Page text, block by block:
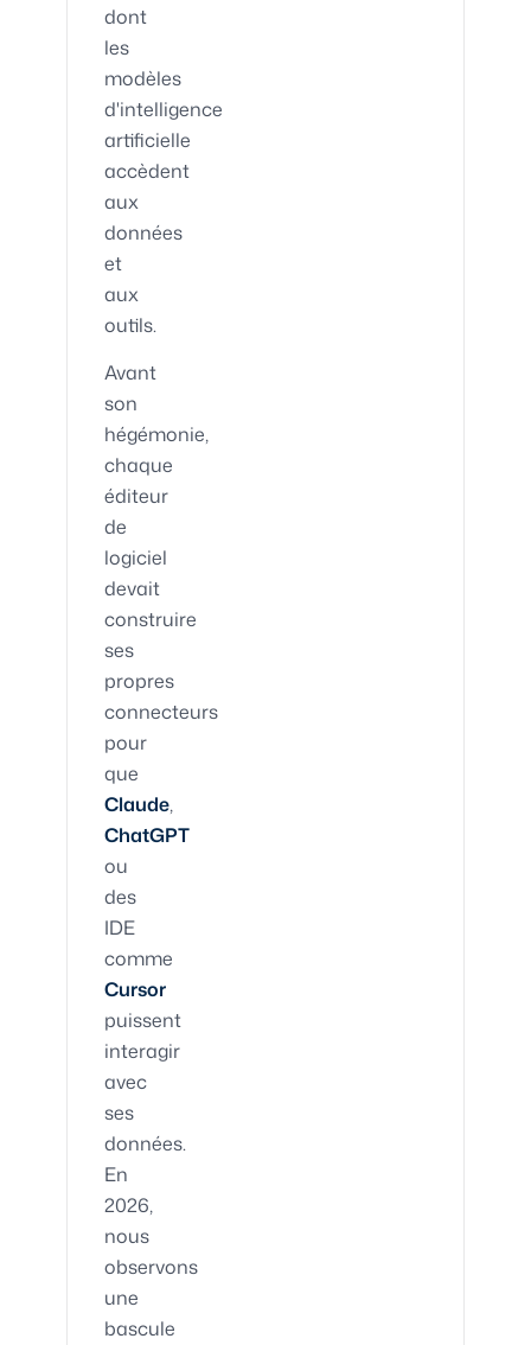
dont
les
modèles
d'intelligence
artificielle
accèdent
aux
données
et
aux
outils.
Avant
son
hégémonie,
chaque
éditeur
de
logiciel
devait
construire
ses
propres
connecteurs
pour
que
Claude,
ChatGPT
ou
des
IDE
comme
Cursor
puissent
interagir
avec
ses
données.
En
2026,
nous
observons
une
bascule